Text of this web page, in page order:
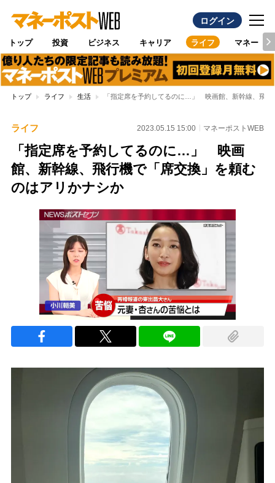
ログイン
トップ 投資 ビジネス キャリア ライフ マネー
トップ ライフ 生活 「指定席を予約してるのに…」 映画館、新幹線、飛行
ライフ 2023.05.15 15:00 マネーポストWEB
「指定席を予約してるのに…」 映画
館、新幹線、飛行機で「席交換」を頼む
のはアリかナシか